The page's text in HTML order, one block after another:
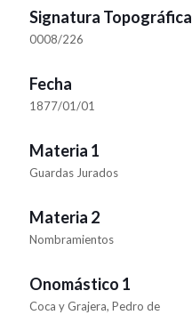
Signatura Topográfica
0008/226
Fecha
1877/01/01
Materia 1
Guardas Jurados
Materia 2
Nombramientos
Onomástico 1
Coca y Grajera, Pedro de